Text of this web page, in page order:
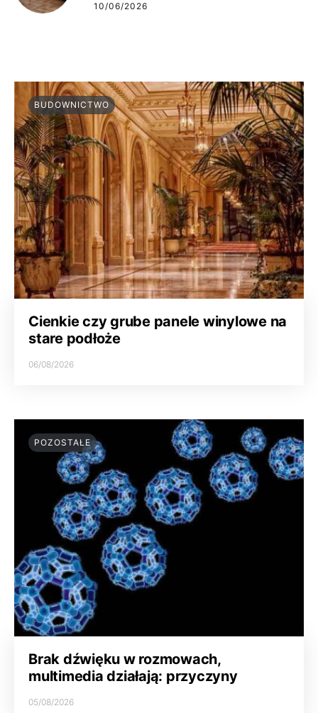
10/06/2026
BUDOWNICTWO
Cienkie czy grube panele winylowe na
stare podłoże
06/08/2026
POZOSTAŁE
Brak dźwięku w rozmowach,
multimedia działają: przyczyny
05/08/2026